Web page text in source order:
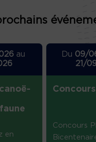
au
en
Du 09/
21/
Concours